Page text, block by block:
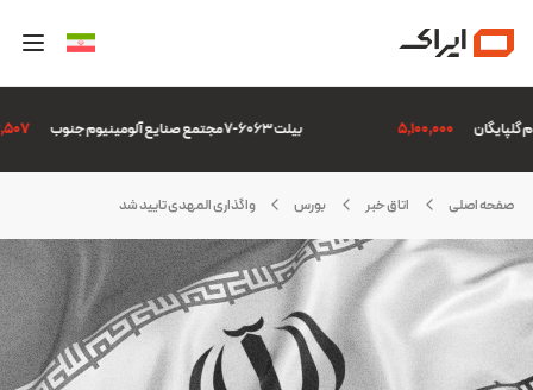
بیلت 6063-7 مجتمع صنایع آلومینیوم جنوب 5,100,000
صفحه اصلی اتاق خبر بورس واگذاری المهدی تایید شد